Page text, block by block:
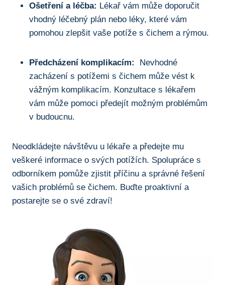
Ošetření a léčba: Lékař vám⁢ může doporučit
vhodný léčebný‌ plán nebo ⁢léky, které vám⁤
pomohou ⁣zlepšit​ vaše ‌potíže s ⁢čichem⁢ a rýmou.
Předcházení komplikacím:
‌ Nevhodné
zacházení s potížemi s čichem může vést k
vážným komplikacím. Konzultace s lékařem
vám může⁤ pomoci předejít‍ možným problémům
v budoucnu.
Neodkládejte ​návštěvu u⁣ lékaře ⁢a předejte mu
veškeré⁢ informace o svých potížích. Spolupráce ​s‍
odborníkem pomůže zjistit příčinu a správné řešení​
vašich problémů se čichem. Buďte proaktivní a
postarejte se o své zdraví!